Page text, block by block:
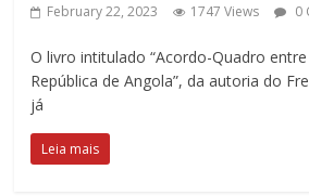
February 22, 2023 1747 Views 0
O livro intitulado “Acordo-Quadro
República de Angola”, da autoria do
já
Leia mais